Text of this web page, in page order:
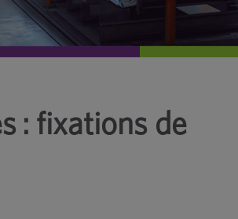
: fixations de